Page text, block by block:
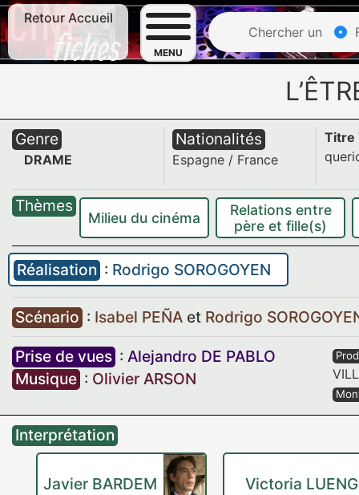
Retour Accueil
MENU
Chercher un
Genre
DRAME
Nationalités
Espagne / France
Titre
Thèmes
Milieu du cinéma
Relations entre
père et fille(s)
Réalisation : Rodrigo SOROGOYEN
Scénario : Isabel PEÑA et Rodrigo
Prise de vues : Alejandro DE PABLO
Musique : Olivier ARSON
Interprétation
Javier BARDEM Victoria